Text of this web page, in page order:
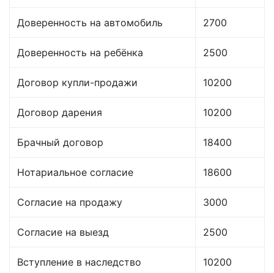
Доверенность на автомобиль 2700
Доверенность на ребёнка 2500
Договор купли-продажи 10200
Договор дарения 10200
Брачный договор 18400
Нотариальное согласие 18600
Согласие на продажу 3000
Согласие на выезд 2500
Вступление в наследство 10200